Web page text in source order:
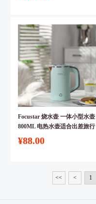
Focustar 烧水壶 一体小型水壶
800ML 电热水壶适合出差旅行
居家使用【绿色】
¥88.00
<< < 1